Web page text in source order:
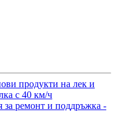
продукти на лек и
с 40 км/ч
ремонт и поддръжка -